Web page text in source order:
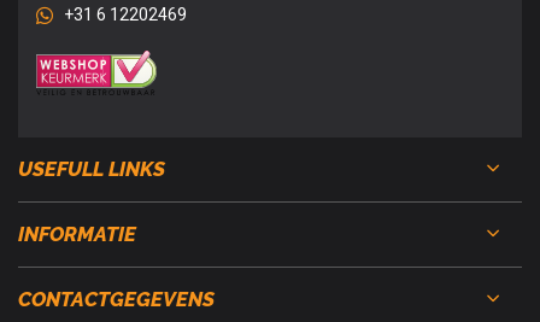
+31 6 12202469
USEFULL LINKS
INFORMATIE
CONTACTGEGEVENS